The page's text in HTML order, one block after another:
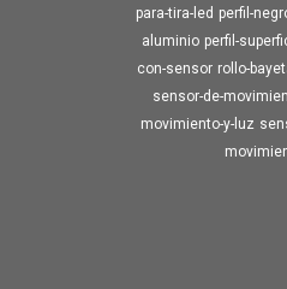
para-tira-led perfil-
aluminio perfil-
con-sensor rollo-
sensor-de-
movimiento-y-luz